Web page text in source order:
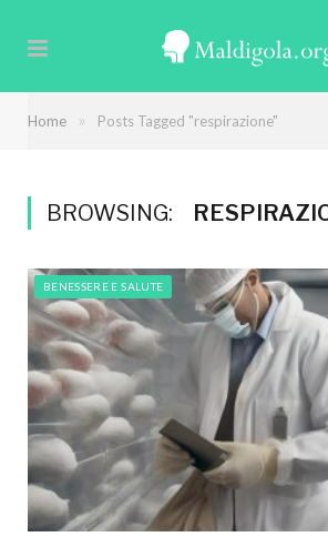
Home » Posts Tagged "respirazione"
BROWSING:
BENESSERE E SALUTE